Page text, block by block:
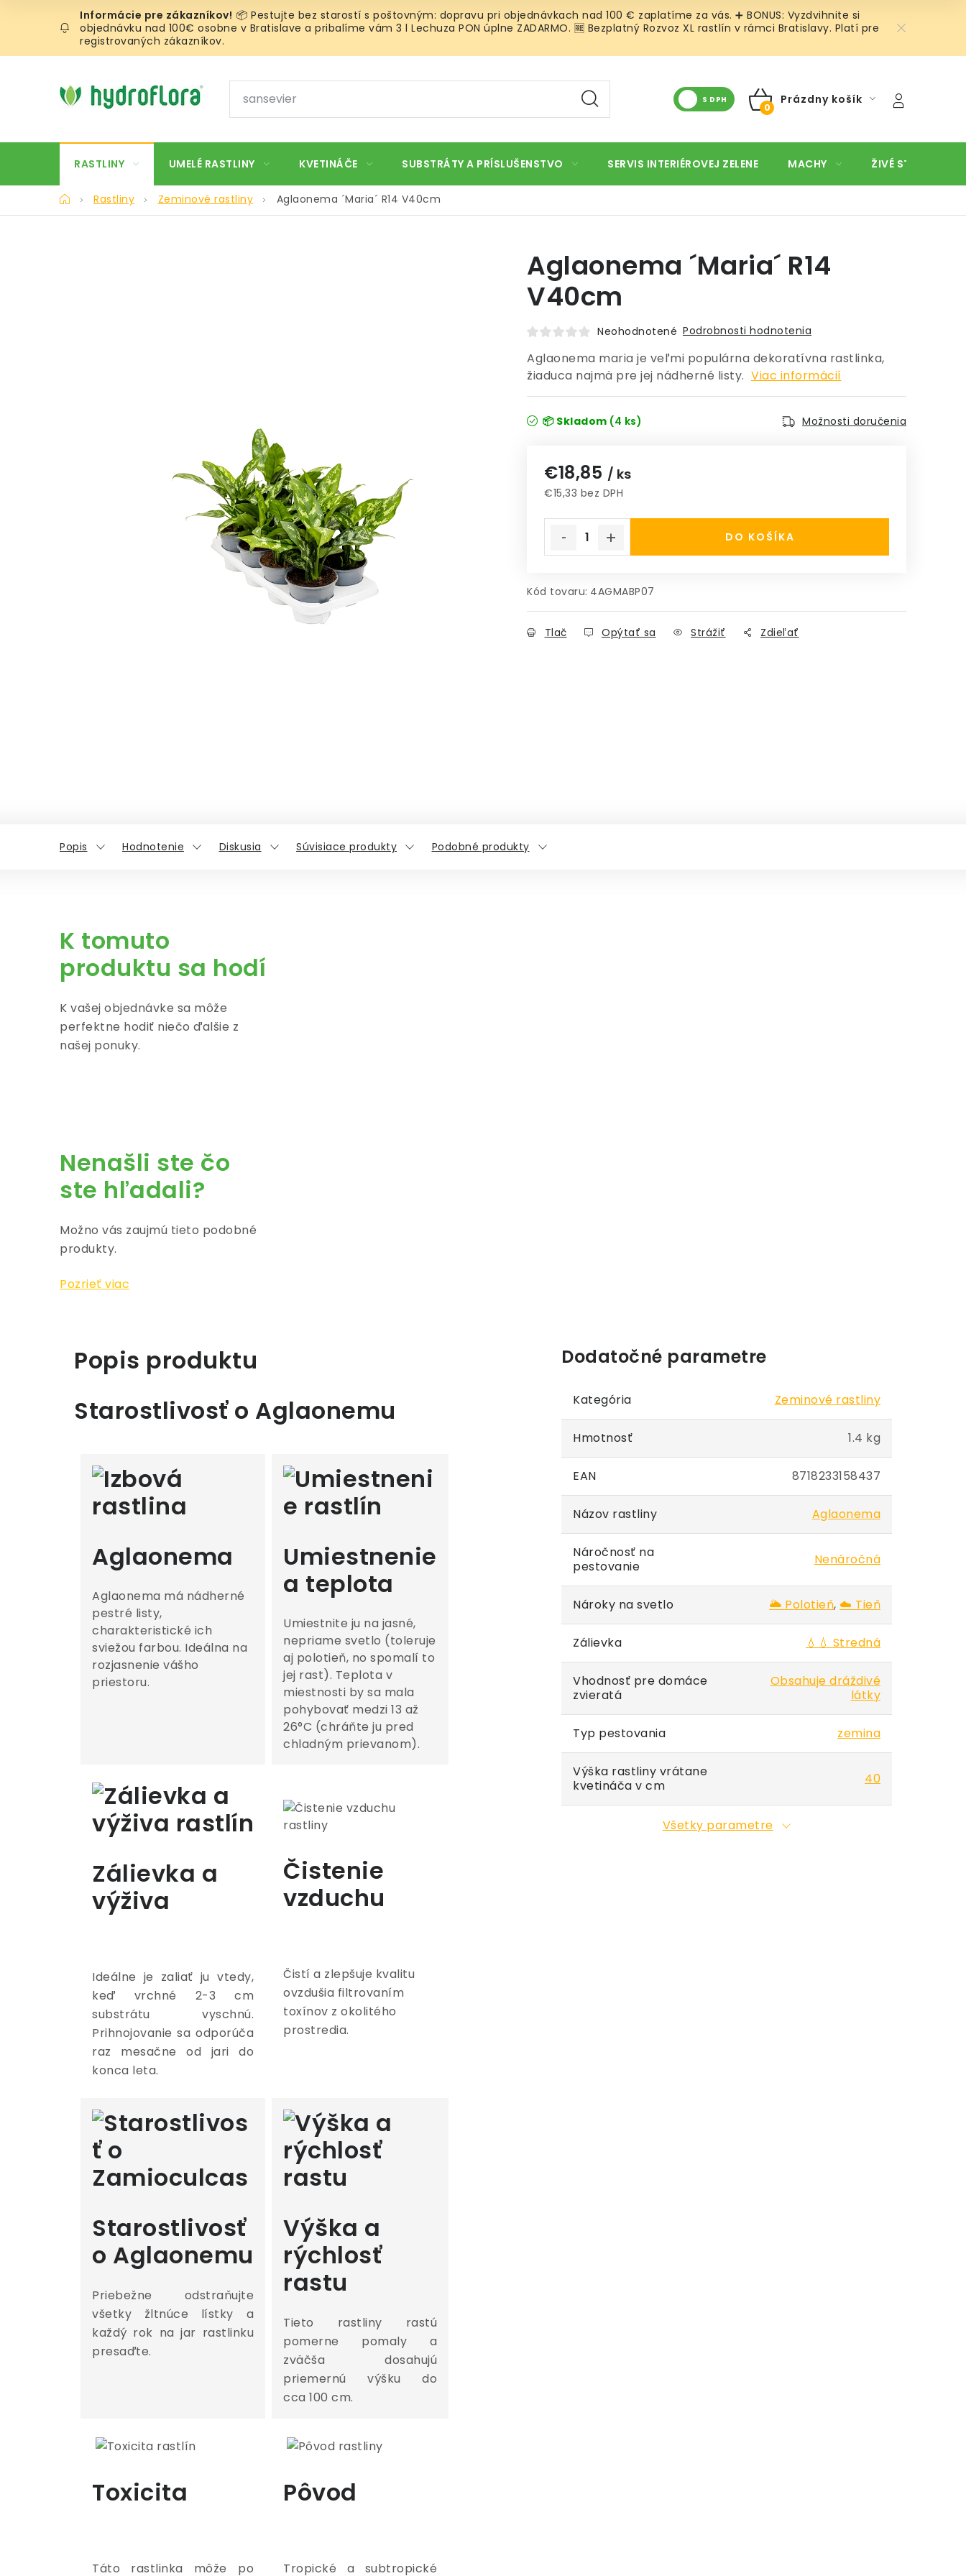
📦 Pestujte bez starostí s poštovným: dopravu pri objednávkach nad 100 € zaplatíme za vás. ➕ BONUS: Vyzdvihnite si
objednávku nad 100€ osobne v Bratislave a pribalíme vám 3 l Lechuza PON úplne ZADARMO. 🆓 Bezplatný Rozvoz XL rastlín v rámci Bratislavy. Platí pre
registrovaných zákazníkov.
S DPH
NÁKUPNÝ
Prázdny košík
RASTLINY UMELÉ RASTLINY KVETINÁČE SUBSTRÁTY A PRÍSLUŠENSTVO SERVIS INTERIÉROVEJ ZELENE MACHY ŽIVÉ STENY
DomovRastliny Zeminové rastliny Aglaonema ´Maria´ R14 V40cm
Aglaonema ´Maria´ R14
V40cm
Neohodnotené Podrobnosti hodnotenia
Aglaonema maria je veľmi populárna dekoratívna rastlinka,
žiaduca najmä pre jej nádherné listy. Viac informácií
📦 Skladom (4 ks) Možnosti doručenia
€18,85 / ks
€15,33 bez DPH
DO KOŠÍKA
Kód tovaru: 4AGMABP07
Tlač Opýtať sa Strážiť Zdieľať
Popis Hodnotenie Diskusia Súvisiace produkty Podobné produkty
K tomuto
produktu sa hodí
K vašej objednávke sa môže
perfektne hodiť niečo ďalšie z
našej ponuky.
Nenašli ste čo
ste hľadali?
Možno vás zaujmú tieto podobné
produkty.
Pozrieť viac
Popis produktu
Starostlivosť o Aglaonemu
Aglaonema
Aglaonema má nádherné
pestré listy,
charakteristické ich
sviežou farbou. Ideálna na
rozjasnenie vášho
priestoru.
Umiestnenie
a teplota
Umiestnite ju na jasné,
nepriame svetlo (toleruje
aj polotieň, no spomalí to
jej rast). Teplota v
miestnosti by sa mala
pohybovať medzi 13 až
26°C (chráňte ju pred
chladným prievanom).
Zálievka a
výživa
Ideálne je zaliať ju vtedy,
keď vrchné 2-3 cm
substrátu vyschnú.
Prihnojovanie sa odporúča
raz mesačne od jari do
konca leta.
Čistenie
vzduchu
Čistí a zlepšuje kvalitu
ovzdušia filtrovaním
toxínov z okolitého
prostredia.
Starostlivosť
o Aglaonemu
Priebežne odstraňujte
všetky žltnúce lístky a
každý rok na jar rastlinku
presaďte.
Výška a
rýchlosť
rastu
Tieto rastliny rastú
pomerne pomaly a
zväčša dosahujú
priemernú výšku do
cca 100 cm.
Toxicita
Táto rastlinka môže po
Pôvod
Tropické a subtropické
Dodatočné parametre
Kategória Zeminové rastliny
Hmotnosť 1.4 kg
EAN 8718233158437
Názov rastliny Aglaonema
Náročnosť na
pestovanie
Nenáročná
Nároky na svetlo 🌥️ Polotieň, ☁️ Tieň
Zálievka 💧💧 Stredná
Vhodnosť pre domáce
zvieratá
Obsahuje dráždivé
látky
Typ pestovania zemina
Výška rastliny vrátane
kvetináča v cm
40
Všetky parametre